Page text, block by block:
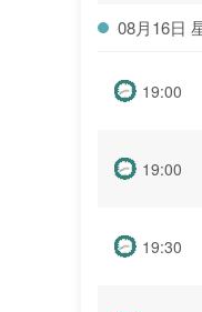
08月16日
19:00
19:00
19:30